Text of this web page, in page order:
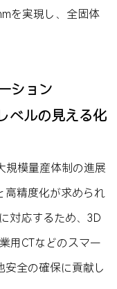
を実現し、全固体
ション
ベルの見える化
規模量産体制の進展
高精度化が求められ
対応するため、3D
用CTなどのスマー
安全の確保に貢献し